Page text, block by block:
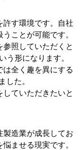
許す環境です。自社
ことが可能です。
照していただくと
う形になります。
は全く趣を異にする
した。
ていただきたいと
製造業が成長してお
ませる現実です。